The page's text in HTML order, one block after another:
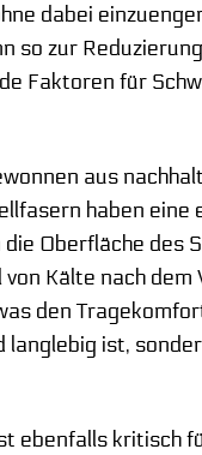
dabei
so zur
Faktoren für
aus
haben
Oberfläche
Kälte nach
den
langlebig ist,
ebenfalls kritisch